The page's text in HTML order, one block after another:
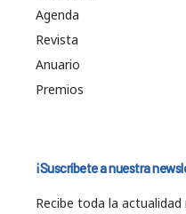
Agenda
Revista
Anuario
Premios
¡Suscríbete a nuestra
Recibe toda la